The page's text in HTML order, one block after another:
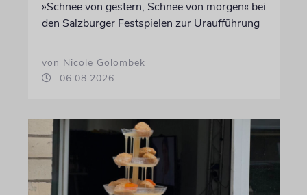
»Schnee von gestern, Schnee von morgen« bei
den Salzburger Festspielen zur Uraufführung
von Nicole Golombek
06.08.2026